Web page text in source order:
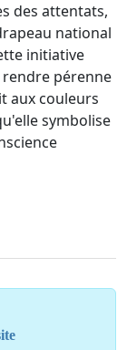
des attentats,
national
initiative
pérenne
aux couleurs
symbolise